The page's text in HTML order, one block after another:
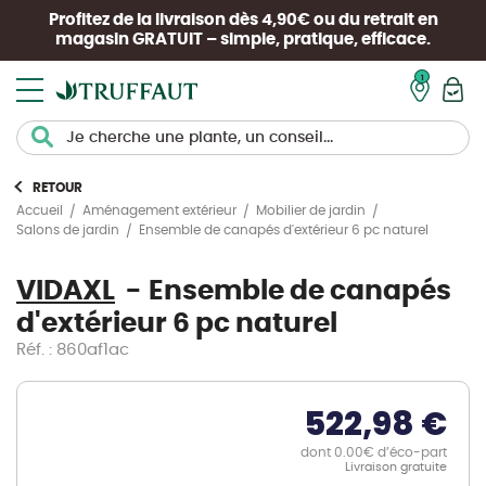
Profitez de la livraison dès 4,90€ ou du retrait en
magasin GRATUIT – simple, pratique, efficace.
RETOUR
Accueil
Aménagement extérieur
Mobilier de jardin
Salons de jardin
Ensemble de canapés d'extérieur 6 pc naturel
VIDAXL
Ensemble de canapés
d'extérieur 6 pc naturel
Réf. : 860af1ac
522,98 €
dont 0.00€ d’éco-part
Livraison gratuite